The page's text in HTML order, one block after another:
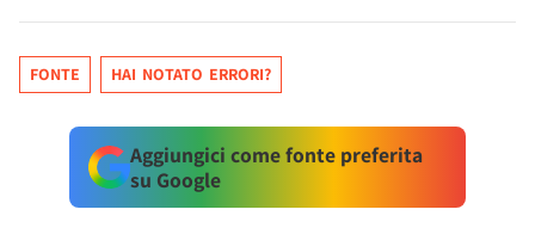
FONTE HAI NOTATO ERRORI?
Aggiungici come fonte preferita
su Google